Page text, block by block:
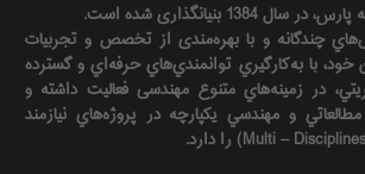
بنیانگذاری شده است.
چندگانه و با بهره‌مندی از تخصص و تجربيات
خود، با به‌كارگيري توانمندي‌هاي حرفه‌اي و گسترده
در زمينه‌هاي متنوع مهندسی فعاليت داشته و
و مهندسي يكپارچه در پروژه‌هاي نيازمند